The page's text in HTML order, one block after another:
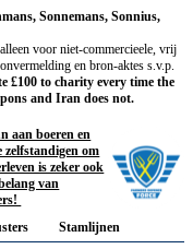
Sonnemans, Sonnius,
voor niet-commercieele, vrij
en bron-aktes s.v.p.
to charity every time the
and Iran does not.
aan boeren en
zelfstandigen om
is zeker ook
van
Stamlijnen